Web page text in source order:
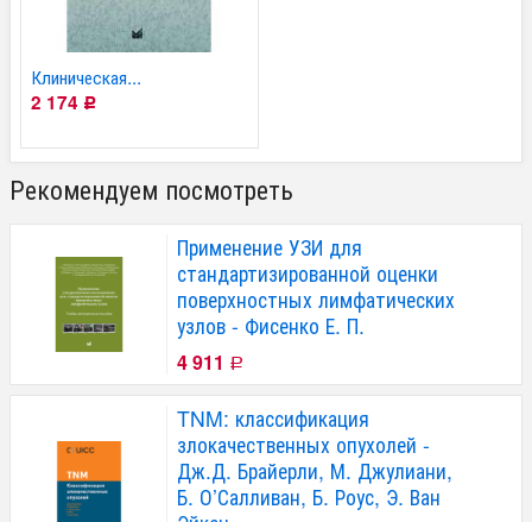
Клиническая...
2 174 Р
Рекомендуем посмотреть
Применение УЗИ для
стандартизированной оценки
поверхностных лимфатических
узлов - Фисенко Е. П.
4 911 Р
TNM: классификация
злокачественных опухолей -
Дж.Д. Брайерли, М. Джулиани,
Б. О’Салливан, Б. Роус, Э. Ван